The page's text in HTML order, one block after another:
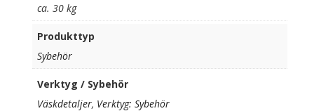
ca. 30 kg
Produkttyp
Sybehör
Verktyg / Sybehör
Väskdetaljer, Verktyg: Sybehör